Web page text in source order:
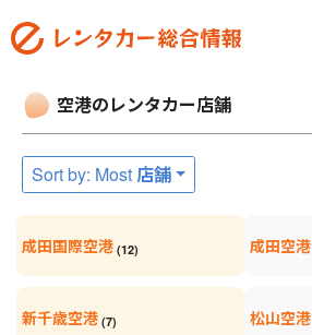
空港のレンタカー店舗
Sort by: Most 店舗
成田国際空港 (12) 成田空港
新千歳空港 (7) 松山空港